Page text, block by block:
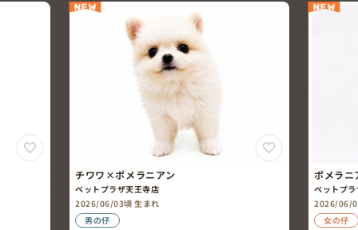
NEW
チワワ×ポメラニアン
ペットプラザ天王寺店
2026/06/03頃 生まれ
男の仔
NEW
ポメラ
ペットプ
2026/06/
女の仔